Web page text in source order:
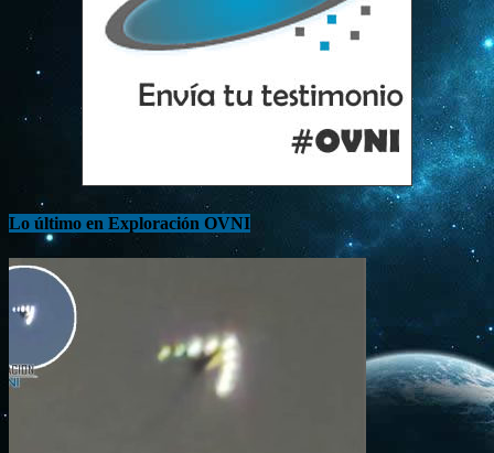
Lo último en Exploración OVNI